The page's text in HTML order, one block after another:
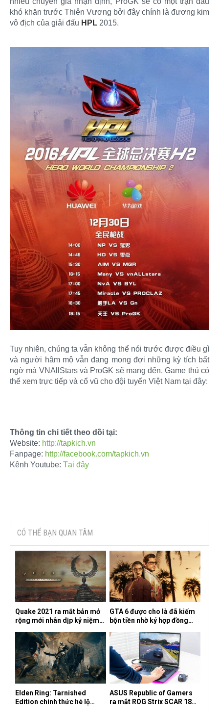
khó khăn trước Thiên Vương bởi đây chính là đương kim
vô địch của giải đấu HPL 2015.
Tuy nhiên, chúng ta vẫn không thể nói trước được điều gì
và người hâm mộ vẫn đang mong đợi những kỳ tích bất
ngờ mà VNAllStars và ProGK sẽ mang đến. Game thủ có
thể xem trực tiếp và cổ vũ cho đội tuyển Việt Nam tại đây:​
Thông tin chi tiết theo dõi tại:
Website: http://tapkich.vn
Fanpage: http://facebook.com/tapkich.vn
Kênh Youtube: Tại đây
CÓ THỂ BẠN QUAN TÂM
Quake 2021 ra mắt bản mở
rộng mới nhân dịp kỷ niệm
the Machine
GTA 6 được cho là đã kiếm
bộn tiền nhờ ký hợp đồng
Elden Ring: Tarnished
Edition chính thức hé lộ
ASUS Republic of Gamers
ra mắt ROG Strix SCAR 18